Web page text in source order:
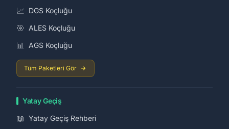
📈 DGS Koçluğu
🎯 ALES Koçluğu
📊 AGS Koçluğu
Tüm Paketleri Gör
Yatay Geçiş
📖 Yatay Geçiş Rehberi